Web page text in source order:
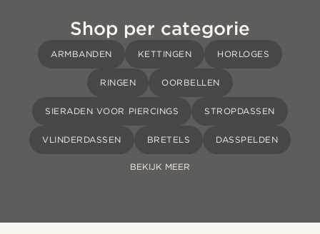
Shop per categorie
ARMBANDEN KETTINGEN HORLOGES
RINGEN OORBELLEN
SIERADEN VOOR PIERCINGS STROPDASSEN
VLINDERDASSEN BRETELS DASSPELDEN
BEKIJK MEER